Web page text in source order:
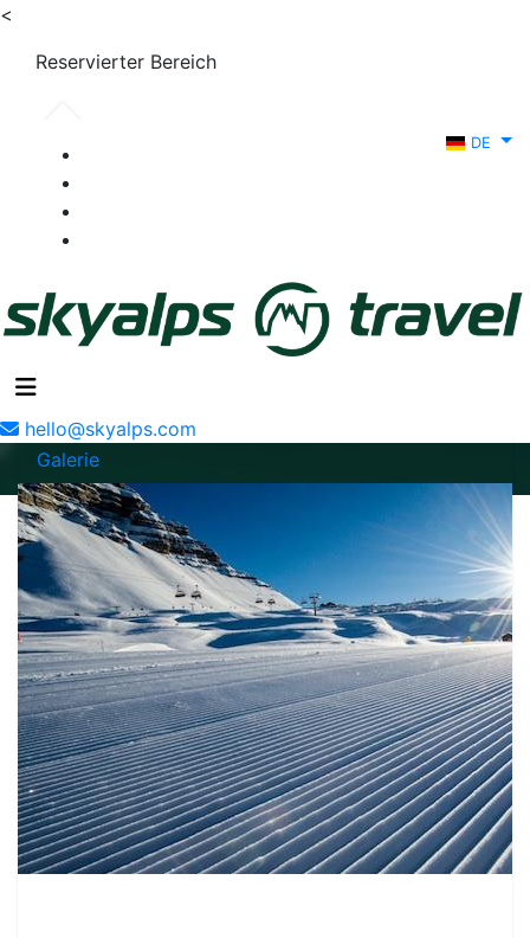
<
Reservierter Bereich
DE
hello@skyalps.com
Galerie